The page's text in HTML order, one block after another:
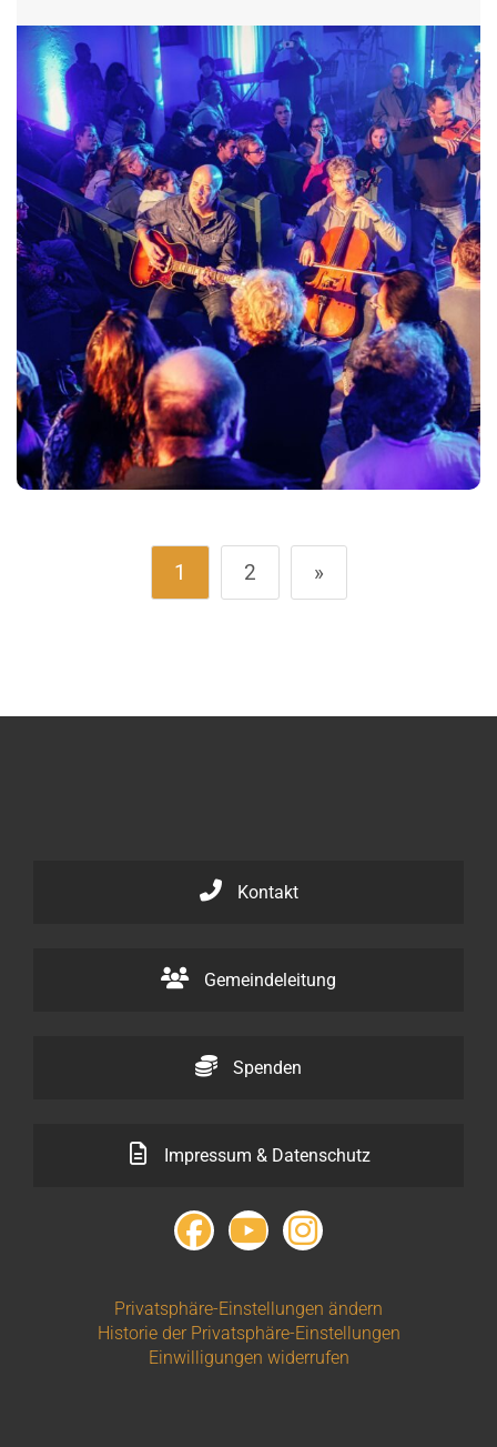
1 2 »
Kontakt
Gemeindeleitung
Spenden
Impressum & Datenschutz
Privatsphäre-Einstellungen ändern
Historie der Privatsphäre-Einstellungen
Einwilligungen widerrufen